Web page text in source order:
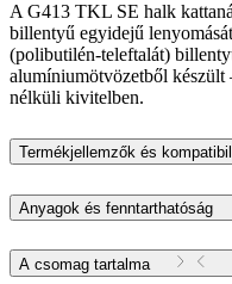
A G413 TKL SE halk
billentyű egyidejű
(polibutilén-teleftalát)
alumíniumötvözetből
nélküli kivitelben.
Termékjellemzők és
Anyagok és fenntarthatóság
A csomag tartalma